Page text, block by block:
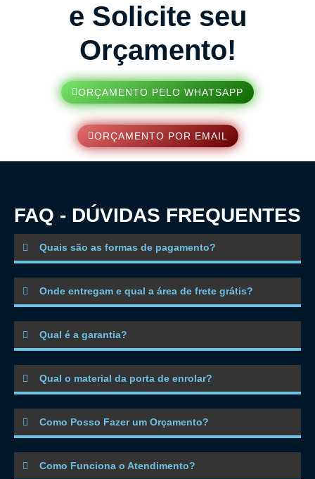
e Solicite seu
Orçamento!
ORÇAMENTO PELO WHATSAPP
ORÇAMENTO POR EMAIL
FAQ - DÚVIDAS FREQUENTES
Quais são as formas de pagamento?
Onde entregam e qual a área de frete grátis?
Qual é a garantia?
Qual o material da porta de enrolar?
Como Posso Fazer um Orçamento?
Como Funciona o Atendimento?